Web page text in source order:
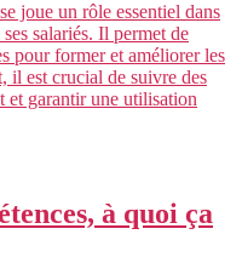
joue un rôle essentiel dans
salariés. Il permet de
pour former et améliorer les
il est crucial de suivre des
et garantir une utilisation
à quoi ça